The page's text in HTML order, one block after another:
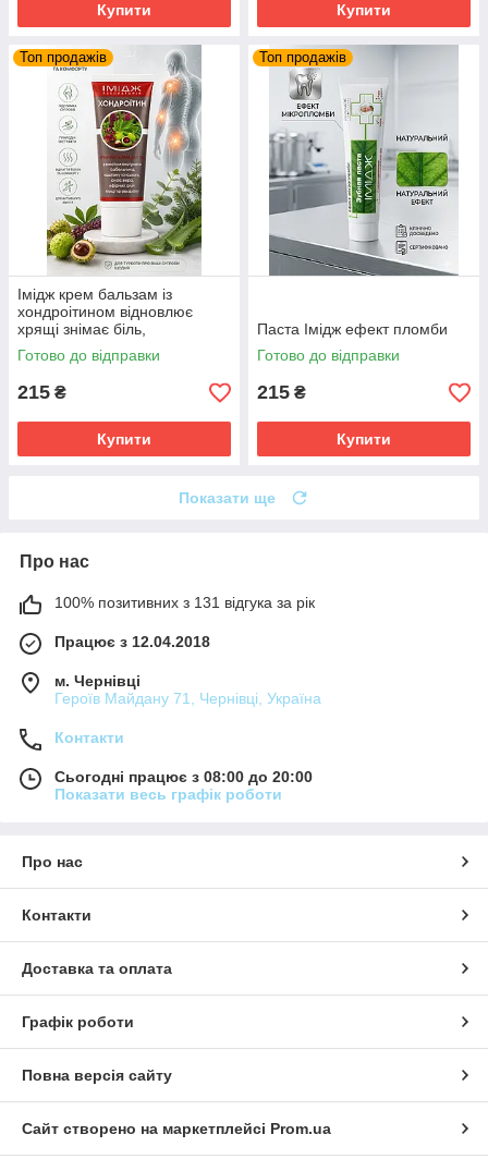
Купити Купити
Топ продажів
Імідж крем бальзам із
хондроітином відновлює
хрящі знімає біль,
відновлюють еластичність
хрящової тканини
Готово до відправки
215 ₴
Купити
Топ продажів
Паста Імідж ефект пломби
Готово до відправки
215 ₴
Купити
Показати ще
Про нас
100% позитивних з 131 відгука за рік
Працює з 12.04.2018
м. Чернівці
Героїв Майдану 71, Чернівці, Україна
Контакти
Сьогодні працює з 08:00 до 20:00
Показати весь графік роботи
Про нас
Контакти
Доставка та оплата
Графік роботи
Повна версія сайту
Сайт створено на маркетплейсі Prom.ua